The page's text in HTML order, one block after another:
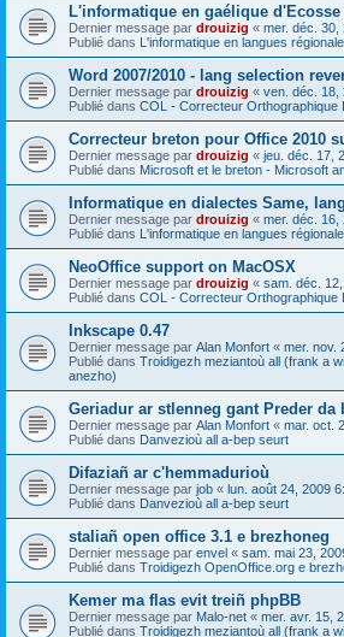
L'informatique en gaélique d'Ecosse
Dernier message par drouizig « mer. déc. 30,
Publié dans L'informatique en langues
Word 2007/2010 - lang selection
Dernier message par drouizig « ven. déc. 18,
Publié dans COL - Correcteur Orthographique
Correcteur breton pour Office 2010
Dernier message par drouizig « jeu. déc. 17,
Publié dans Microsoft et le breton - Microsoft
Informatique en dialectes Same,
Dernier message par drouizig « mer. déc. 16,
Publié dans L'informatique en langues
NeoOffice support on MacOSX
Dernier message par drouizig « sam. déc.
Publié dans COL - Correcteur Orthographique
Inkscape 0.47
Dernier message par Alan Monfort « mer. nov.
Publié dans Troidigezh meziantoù all (frank a
anezho)
Geriadur ar stlenneg gant Preder da
Dernier message par Alan Monfort « mar. oct.
Publié dans Danvezioù all a-bep seurt
Difaziañ ar c'hemmadurioù
Dernier message par job « lun. août 24, 2009
Publié dans Danvezioù all a-bep seurt
staliañ open office 3.1 e brezhoneg
Dernier message par envel « sam. mai 23,
Publié dans Troidigezh OpenOffice.org e
Kemer ma flas evit treiñ phpBB
Dernier message par Malo-net « mer. avr. 15,
Publié dans Troidigezh meziantoù all (frank a